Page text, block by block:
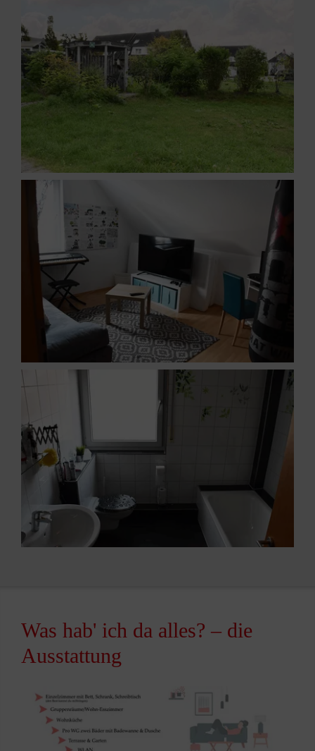
Was hab' ich da alles? – die
Ausstattung